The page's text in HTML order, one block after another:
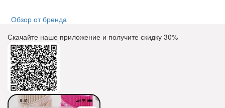
Обзор от бренда
Скачайте наше приложение и получите скидку 30%